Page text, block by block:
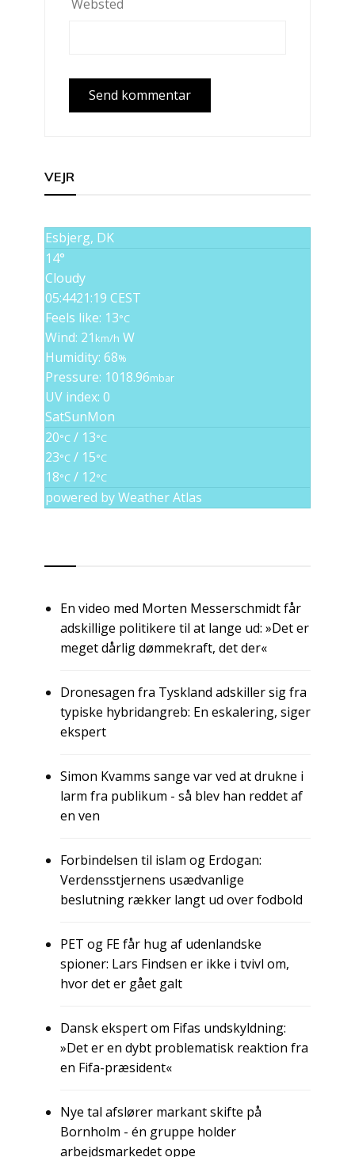
Websted
VEJR
Esbjerg, DK
14°
Cloudy
05:4421:19 CEST
Feels like: 13°C
Wind: 21 km/h W
Humidity: 68%
Pressure: 1018.96mbar
UV index: 0
SatSunMon
20°C / 13°C
23°C / 15°C
18°C / 12°C
powered byWeather Atlas
En video med Morten Messerschmidt får
adskillige politikere til at lange ud: »Det er
meget dårlig dømmekraft, det der«
Dronesagen fra Tyskland adskiller sig fra
typiske hybridangreb: En eskalering, siger
ekspert
Simon Kvamms sange var ved at drukne i
larm fra publikum - så blev han reddet af
en ven
Forbindelsen til islam og Erdogan:
Verdensstjernens usædvanlige
beslutning rækker langt ud over fodbold
PET og FE får hug af udenlandske
spioner: Lars Findsen er ikke i tvivl om,
hvor det er gået galt
Dansk ekspert om Fifas undskyldning:
»Det er en dybt problematisk reaktion fra
en Fifa-præsident«
Nye tal afslører markant skifte på
Bornholm - én gruppe holder
arbejdsmarkedet oppe